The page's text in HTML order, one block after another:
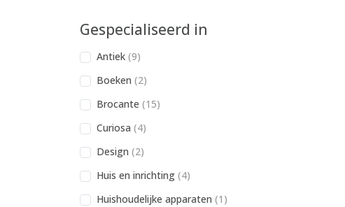
Gespecialiseerd in
Antiek (9)
Boeken (2)
Brocante (15)
Curiosa (4)
Design (2)
Huis en inrichting (4)
Huishoudelijke apparaten (1)